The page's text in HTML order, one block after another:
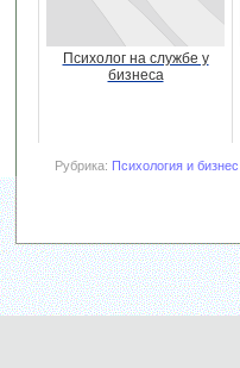
Психолог на службе у
бизнеса
Рубрика: Психология и бизнес